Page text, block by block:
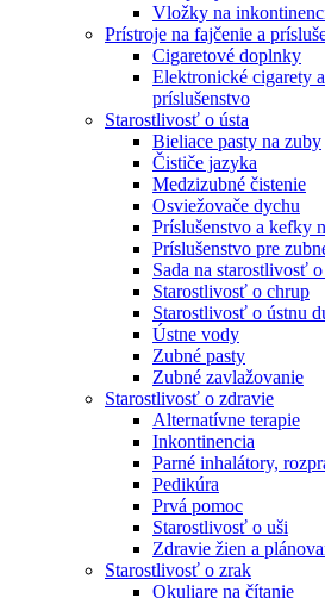
Vložky na
Prístroje na fajčenie a
Cigaretové doplnky
Elektronické cigarety
príslušenstvo
Starostlivosť o ústa
Bieliace pasty na zuby
Čističe jazyka
Medzizubné čistenie
Osviežovače dychu
Príslušenstvo a kefky
Príslušenstvo pre
Sada na starostlivosť
Starostlivosť o chrup
Starostlivosť o ústnu
Ústne vody
Zubné pasty
Zubné zavlažovanie
Starostlivosť o zdravie
Alternatívne terapie
Inkontinencia
Parné inhalátory,
Pedikúra
Prvá pomoc
Starostlivosť o uši
Zdravie žien a
Starostlivosť o zrak
Okuliare na čítanie